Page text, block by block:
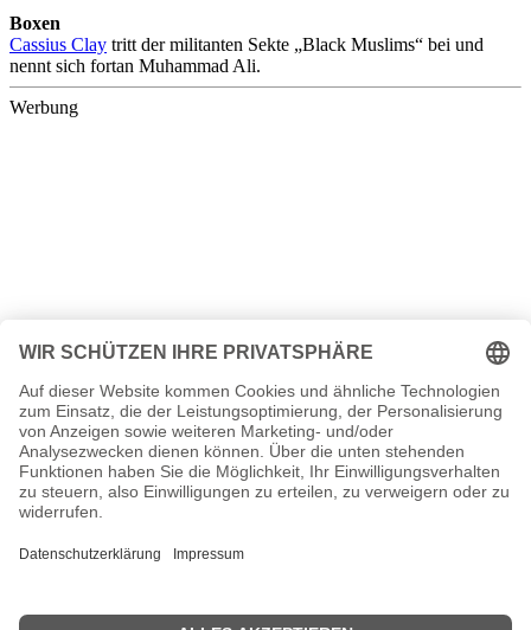
Boxen
Cassius Clay tritt der militanten Sekte „Black Muslims“ bei und
nennt sich fortan Muhammad Ali.
Werbung